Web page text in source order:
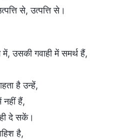
से, उत्पत्ति से।
उसकी गवाही में समर्थ हैं,
है उन्हें,
हैं,
दे सकें।
है,